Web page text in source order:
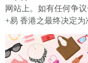
网站上。如有任何争
+易 香港之最终决定为